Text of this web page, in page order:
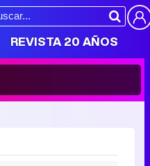
REVISTA 20 AÑOS